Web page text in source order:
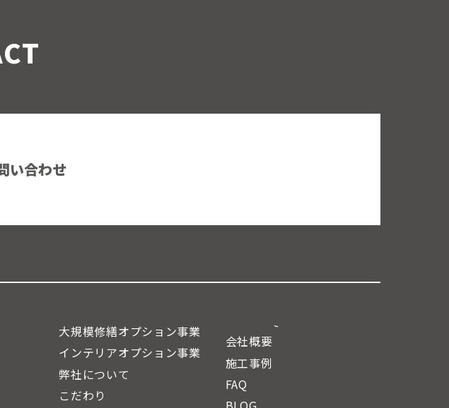
い合わせ
大規模修繕オプション事業
インテリアオプション事業
弊社について
こだわり
会社概要
施工事例
FAQ